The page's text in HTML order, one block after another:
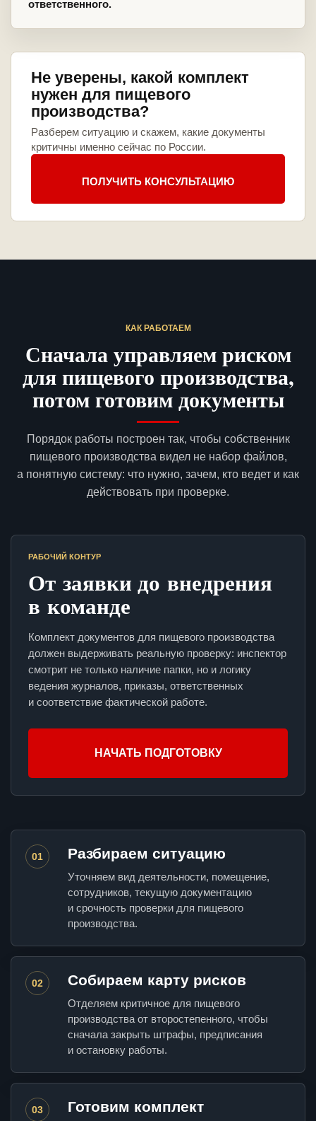
ответственного.
Не уверены, какой комплект
нужен для пищевого
производства?
Разберем ситуацию и скажем, какие документы
критичны именно сейчас по России.
ПОЛУЧИТЬ КОНСУЛЬТАЦИЮ
КАК РАБОТАЕМ
Сначала управляем риском
для пищевого производства,
потом готовим документы
Порядок работы построен так, чтобы собственник
пищевого производства видел не набор файлов,
а понятную систему: что нужно, зачем, кто ведет и как
действовать при проверке.
РАБОЧИЙ КОНТУР
От заявки до внедрения
в команде
Комплект документов для пищевого производства
должен выдерживать реальную проверку: инспектор
смотрит не только наличие папки, но и логику
ведения журналов, приказы, ответственных
и соответствие фактической работе.
НАЧАТЬ ПОДГОТОВКУ
01 Разбираем ситуацию
Уточняем вид деятельности, помещение,
сотрудников, текущую документацию
и срочность проверки для пищевого
производства.
02 Собираем карту рисков
Отделяем критичное для пищевого
производства от второстепенного, чтобы
сначала закрыть штрафы, предписания
и остановку работы.
03 Готовим комплект